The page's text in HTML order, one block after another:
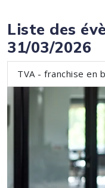
Liste des
31/03/2026
TVA - franchise en